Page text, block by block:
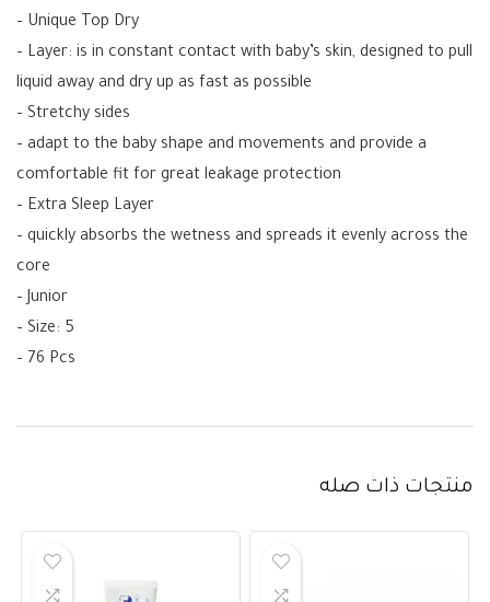
– Unique Top Dry
– Layer: is in constant contact with baby’s skin, designed to pull
liquid away and dry up as fast as possible
– Stretchy sides
– adapt to the baby shape and movements and provide a
comfortable fit for great leakage protection
– Extra Sleep Layer
– quickly absorbs the wetness and spreads it evenly across the
core
– Junior
– Size: 5
– 76 Pcs
منتجات ذات صله